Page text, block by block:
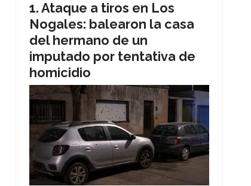
Ataque a tiros en Los
Nogales: balearon la casa
del hermano de un
imputado por tentativa de
homicidio